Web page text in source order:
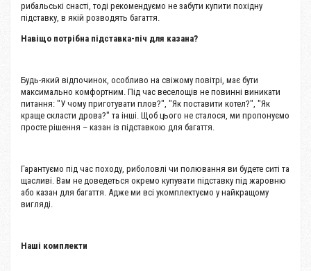
рибальські снасті, тоді рекомендуємо не забути купити похідну
підставку, в якій розводять багаття.
Навіщо потрібна підставка-піч для казана?
Будь-який відпочинок, особливо на свіжому повітрі, має бути
максимально комфортним. Під час веселощів не повинні виникати
питання: "У чому приготувати плов?", "Як поставити котел?", "Як
краще скласти дрова?" та інші. Щоб цього не сталося, ми пропонуємо
просте рішення – казан із підставкою для багаття.
Гарантуємо під час походу, риболовлі чи полювання ви будете ситі та
щасливі. Вам не доведеться окремо купувати підставку під жаровню
або казан для багаття. Адже ми всі укомплектуємо у найкращому
вигляді.
Наші комплекти